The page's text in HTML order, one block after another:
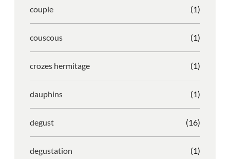
couple (1)
couscous (1)
crozes hermitage (1)
dauphins (1)
degust (16)
degustation (1)